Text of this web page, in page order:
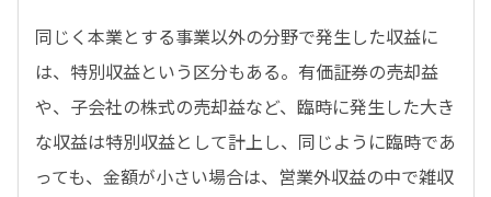
同じく本業とする事業以外の分野で発生した収益に
は、特別収益という区分もある。有価証券の売却益
や、子会社の株式の売却益など、臨時に発生した大き
な収益は特別収益として計上し、同じように臨時であ
っても、金額が小さい場合は、営業外収益の中で雑収